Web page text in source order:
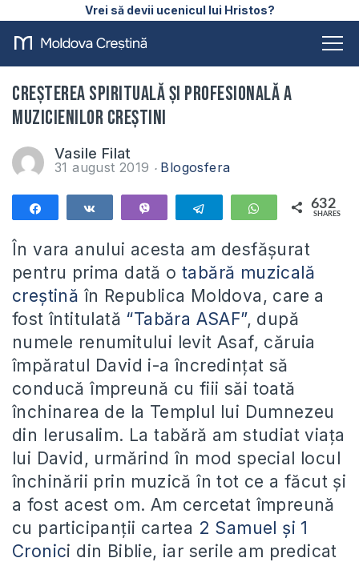
Vrei să devii ucenicul lui Hristos?
Creșterea spirituală și profesională a
muzicienilor creștini
Vasile Filat
31 august 2019 Blogosfera
Telegram WhatsApp
632
SHARES
În vara anului acesta am desfășurat
pentru prima dată o tabără muzicală
creștină în Republica Moldova, care a
fost întitulată “Tabăra ASAF”, după
numele renumitului levit Asaf, căruia
împăratul David i-a încredințat să
conducă împreună cu fiii săi toată
închinarea de la Templul lui Dumnezeu
din Ierusalim. La tabără am studiat viața
lui David, urmărind în mod special locul
închinării prin muzică în tot ce a făcut și
a fost acest om. Am cercetat împreună
cu participanții cartea 2 Samuel și 1
Cronici din Biblie, iar serile am predicat